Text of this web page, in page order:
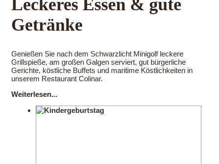
Leckeres Essen & gute
Getränke
Genießen Sie nach dem Schwarzlicht Minigolf leckere
Grillspieße, am großen Galgen serviert, gut bürgerliche
Gerichte, köstliche Buffets und maritime Köstlichkeiten in
unserem Restaurant Colinar.
Weiterlesen...